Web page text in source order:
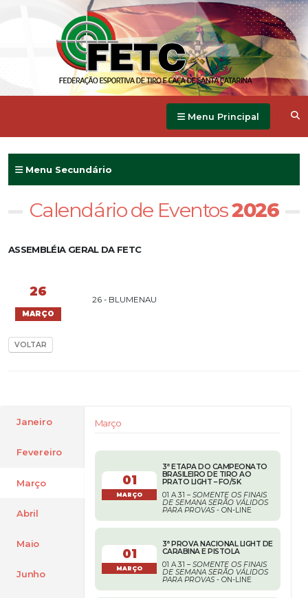
Menu Principal
Menu Secundário
Calendário de Eventos2026
ASSEMBLÉIA GERAL DA FETC
26
MARÇO
26 - BLUMENAU
VOLTAR
Janeiro
Fevereiro
Março
Abril
Maio
Junho
Março
01
MARÇO
3ª ETAPA DO CAMPEONATO
BRASILEIRO DE TIRO AO
PRATO LIGHT – FO/SK
01 A 31 –SOMENTE OS FINAIS
DE SEMANA SERÃO VÁLIDOS
PARA PROVAS - ON-LINE
01
MARÇO
3ª PROVA NACIONAL LIGHT DE
CARABINA E PISTOLA
01 A 31 –SOMENTE OS FINAIS
DE SEMANA SERÃO VÁLIDOS
PARA PROVAS - ON-LINE